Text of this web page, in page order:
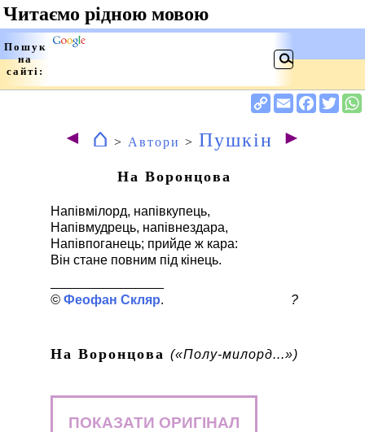
◄ ⌂ > Автори > Пушкін ►
На Воронцова
Напівмілорд, напівкупець,
Напівмудрець, напівнездара,
Напівпоганець; прийде ж кара:
Він стане повним під кінець.
Феофан Скляр ?
На Воронцова («Полу-милорд...»)
ПОКАЗАТИ ОРИГІНАЛ